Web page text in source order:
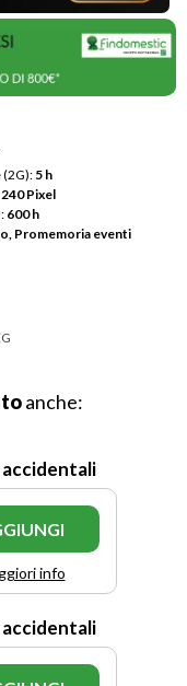
5 h
Pixel
600 h
Promemoria eventi
anche:
info